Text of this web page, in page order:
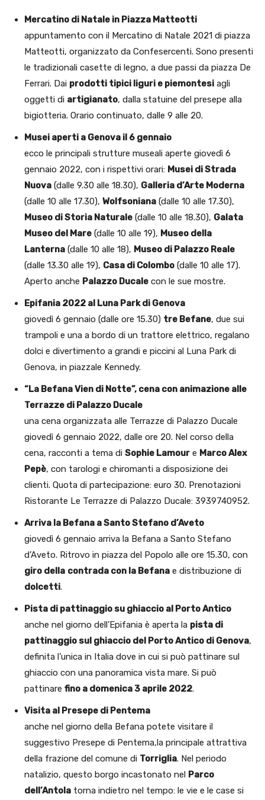
Mercatino di Natale in Piazza Matteotti
appuntamento con il Mercatino di Natale 2021 di piazza
Matteotti, organizzato da Confesercenti. Sono presenti
le tradizionali casette di legno, a due passi da piazza De
Ferrari. Dai prodotti tipici liguri e piemontesi agli
oggetti di artigianato, dalla statuine del presepe alla
bigiotteria. Orario continuato, dalle 9 alle 20.
Musei aperti a Genova il 6 gennaio
ecco le principali strutture museali aperte giovedì 6
gennaio 2022, con i rispettivi orari: Musei di Strada
Nuova (dalle 9.30 alle 18.30), Galleria d’Arte Moderna
(dalle 10 alle 17.30), Wolfsoniana (dalle 10 alle 17.30),
Museo di Storia Naturale (dalle 10 alle 18.30), Galata
Museo del Mare (dalle 10 alle 19), Museo della
Lanterna (dalle 10 alle 18), Museo di Palazzo Reale
(dalle 13.30 alle 19), Casa di Colombo (dalle 10 alle 17).
Aperto anche Palazzo Ducale con le sue mostre.
Epifania 2022 al Luna Park di Genova
giovedì 6 gennaio (dalle ore 15.30) tre Befane, due sui
trampoli e una a bordo di un trattore elettrico, regalano
dolci e divertimento a grandi e piccini al Luna Park di
Genova, in piazzale Kennedy.
“La Befana Vien di Notte”, cena con animazione alle
Terrazze di Palazzo Ducale
una cena organizzata alle Terrazze di Palazzo Ducale
giovedì 6 gennaio 2022, dalle ore 20. Nel corso della
cena, racconti a tema di Sophie Lamour e Marco Alex
Pepè, con tarologi e chiromanti a disposizione dei
clienti. Quota di partecipazione: euro 30. Prenotazioni
Ristorante Le Terrazze di Palazzo Ducale: 3939740952.
Arriva la Befana a Santo Stefano d’Aveto
giovedì 6 gennaio arriva la Befana a Santo Stefano
d’Aveto. Ritrovo in piazza del Popolo alle ore 15.30, con
giro della contrada con la Befana e distribuzione di
dolcetti.
Pista di pattinaggio su ghiaccio al Porto Antico
anche nel giorno dell’Epifania è aperta la pista di
pattinaggio sul ghiaccio del Porto Antico di Genova,
definita l’unica in Italia dove in cui si può pattinare sul
ghiaccio con una panoramica vista mare. Si può
pattinare fino a domenica 3 aprile 2022.
Visita al Presepe di Pentema
anche nel giorno della Befana potete visitare il
suggestivo Presepe di Pentema,la principale attrattiva
della frazione del comune di Torriglia. Nel periodo
natalizio, questo borgo incastonato nel Parco
dell’Antola torna indietro nel tempo: le vie e le case si